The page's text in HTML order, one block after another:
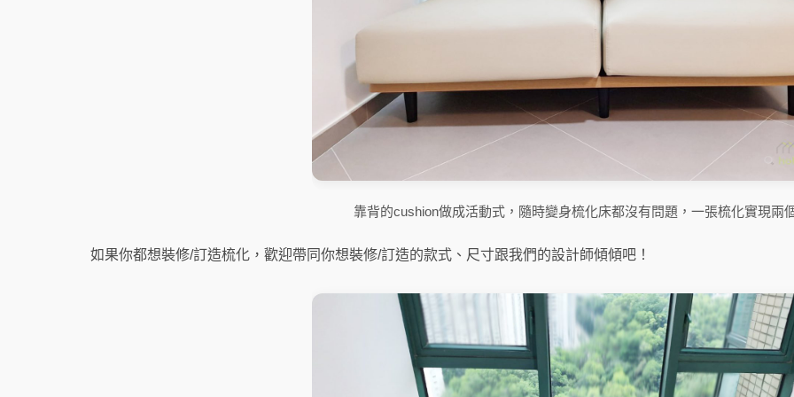
靠背的cushion做成活動式，隨時變身梳化床都沒有問題，一張梳化實現兩
如果你都想裝修/訂造梳化，歡迎帶同你想裝修/訂造的款式、尺寸跟我們的設計師傾傾吧！